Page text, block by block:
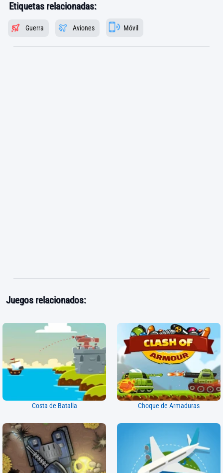
Etiquetas relacionadas:
Guerra Aviones Móvil
Juegos relacionados:
Costa de Batalla Choque de Armaduras